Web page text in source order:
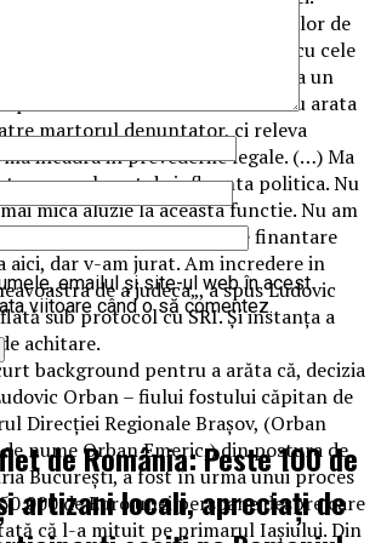
candidat s-a facut in baza sondajelor de
la momentul acela drept cel cu cele
In interceptari eu spun ca exista un
poate fi cheltuit. Prin acest lucru arata
martorul denuntator, ci releva
incadra in prevederile legale. (…) Ma
nu am abuzat de influenta politica. Nu
mica aluzie la aceasta functie. Nu am
intentia de a beneficia de finantare
aici, dar v-am jurat. Am incredere in
de a judeca„, a spus Ludovic
sub protocol cu SRI. Și instanța a
achitare.
background pentru a arăta că, decizia
Orban – fiului fostului căpitan de
Direcției Regionale Brașov, (Orban
nume Orban Emeric,) din postura de
București, a fost în urma unui proces
de Euro unei persoane despre care
că l-a mituit pe primarul Iașiului. Din
emailul și site-ul web în acest
viitoare când o să comentez.
de România: Peste 100 de
artizani locali, apreciați de